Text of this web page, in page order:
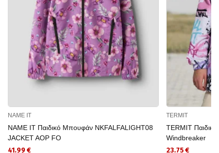
NAME IT
NAME IT Παιδικό Μπουφάν NKFALFALIGHT08
JACKET AOP FO
41.99 €
TERMIT
TERMIT
Windbreaker
23.75 €